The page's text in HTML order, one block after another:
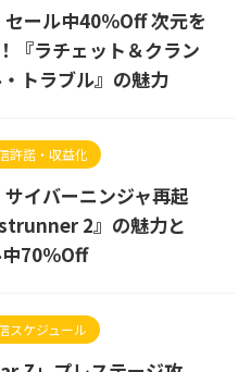
セール中40％Off 次元を
『ラチェット＆クラン
トラブル』の魅力
許諾・収益化
サイバーニンジャ再起
2』の魅力と
70％Off
スケジュール